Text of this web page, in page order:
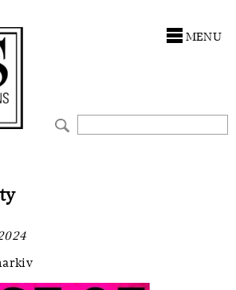
MENU